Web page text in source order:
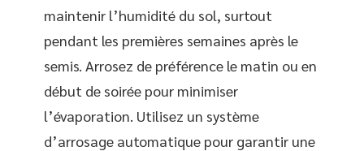
maintenir l’humidité du sol, surtout
pendant les premières semaines après le
semis. Arrosez de préférence le matin ou en
début de soirée pour minimiser
l’évaporation. Utilisez un système
d’arrosage automatique pour garantir une